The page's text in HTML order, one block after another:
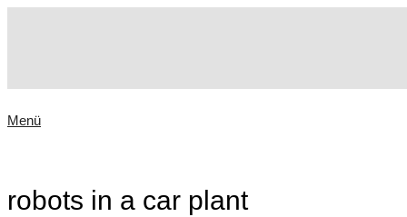
Menü
robots in a car plant